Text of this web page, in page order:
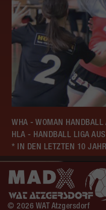
WHA - WOMAN HANDBALL
HLA - HANDBALL LIGA
* IN DEN LETZTEN 10
© 2026 WAT Atzgersdorf